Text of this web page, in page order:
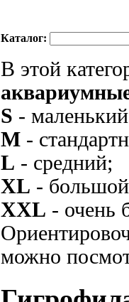
Каталог:
В этой
S -
M -
L - средний;
XL -
XXL - очень
можно